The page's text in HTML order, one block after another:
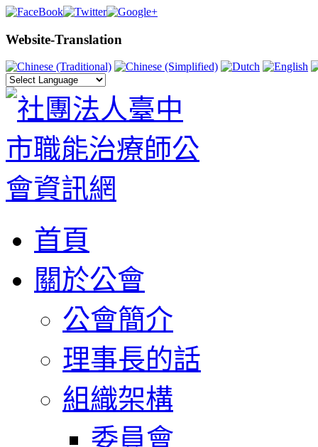
Website-Translation
首頁
關於公會
公會簡介
理事長的話
組織架構
委員會